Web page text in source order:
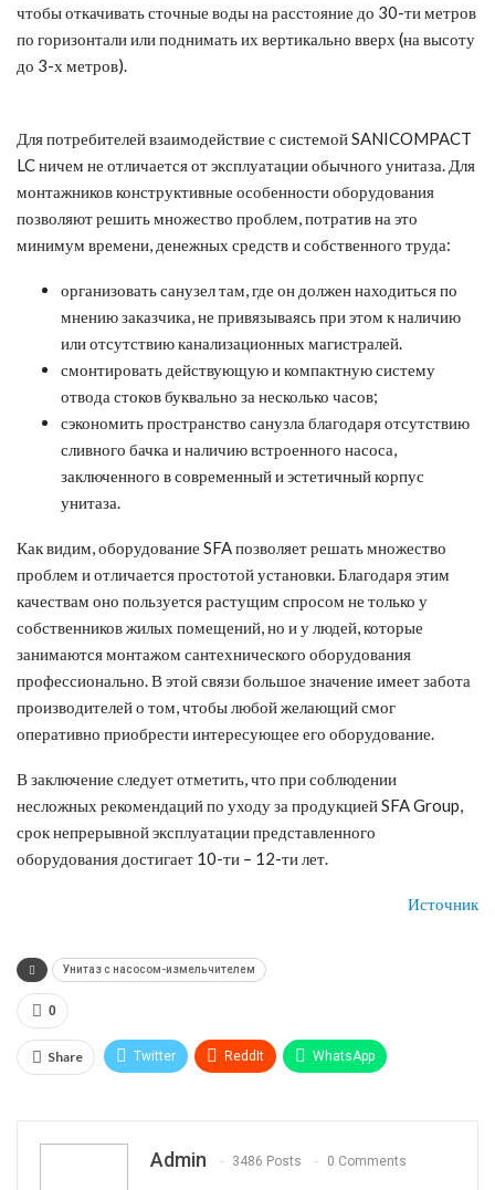
чтобы откачивать сточные воды на расстояние до 30-ти метров
по горизонтали или поднимать их вертикально вверх (на высоту
до 3-х метров).
Для потребителей взаимодействие с системой SANICOMPACT
LC ничем не отличается от эксплуатации обычного унитаза. Для
монтажников конструктивные особенности оборудования
позволяют решить множество проблем, потратив на это
минимум времени, денежных средств и собственного труда:
организовать санузел там, где он должен находиться по
мнению заказчика, не привязываясь при этом к наличию
или отсутствию канализационных магистралей.
смонтировать действующую и компактную систему
отвода стоков буквально за несколько часов;
сэкономить пространство санузла благодаря отсутствию
сливного бачка и наличию встроенного насоса,
заключенного в современный и эстетичный корпус
унитаза.
Как видим, оборудование SFA позволяет решать множество
проблем и отличается простотой установки. Благодаря этим
качествам оно пользуется растущим спросом не только у
собственников жилых помещений, но и у людей, которые
занимаются монтажом сантехнического оборудования
профессионально. В этой связи большое значение имеет забота
производителей о том, чтобы любой желающий смог
оперативно приобрести интересующее его оборудование.
В заключение следует отметить, что при соблюдении
несложных рекомендаций по уходу за продукцией SFA Group,
срок непрерывной эксплуатации представленного
оборудования достигает 10-ти – 12-ти лет.
Источник
Унитаз с насосом-измельчителем
0
Share Twitter ReddIt WhatsApp
Admin 3486 Posts 0 Comments